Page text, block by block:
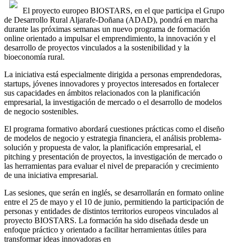
El proyecto europeo BIOSTARS, en el que participa el Grupo
de Desarrollo Rural Aljarafe-Doñana (ADAD), pondrá en marcha
durante las próximas semanas un nuevo programa de formación
online orientado a impulsar el emprendimiento, la innovación y el
desarrollo de proyectos vinculados a la sostenibilidad y la
bioeconomía rural.
La iniciativa está especialmente dirigida a personas emprendedoras,
startups, jóvenes innovadores y proyectos interesados en fortalecer
sus capacidades en ámbitos relacionados con la planificación
empresarial, la investigación de mercado o el desarrollo de modelos
de negocio sostenibles.
El programa formativo abordará cuestiones prácticas como el diseño
de modelos de negocio y estrategia financiera, el análisis problema-
solución y propuesta de valor, la planificación empresarial, el
pitching y presentación de proyectos, la investigación de mercado o
las herramientas para evaluar el nivel de preparación y crecimiento
de una iniciativa empresarial.
Las sesiones, que serán en inglés, se desarrollarán en formato online
entre el 25 de mayo y el 10 de junio, permitiendo la participación de
personas y entidades de distintos territorios europeos vinculados al
proyecto BIOSTARS. La formación ha sido diseñada desde un
enfoque práctico y orientado a facilitar herramientas útiles para
transformar ideas innovadoras en